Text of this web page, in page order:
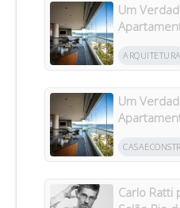
Um
Riviera
ARQUITETURA
Um
Riviera
Carlo Ratti